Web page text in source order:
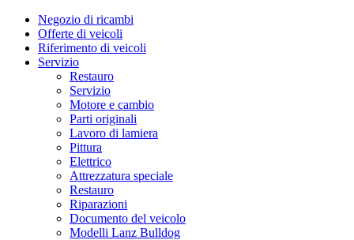
Negozio di ricambi
Offerte di veicoli
Riferimento di veicoli
Servizio
Restauro
Servizio
Motore e cambio
Parti originali
Lavoro di lamiera
Pittura
Elettrico
Attrezzatura speciale
Restauro
Riparazioni
Documento del veicolo
Modelli Lanz Bulldog